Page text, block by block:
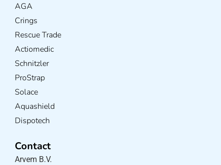
AGA
Crings
Rescue Trade
Actiomedic
Schnitzler
ProStrap
Solace
Aquashield
Dispotech
Contact
Arvem B.V.